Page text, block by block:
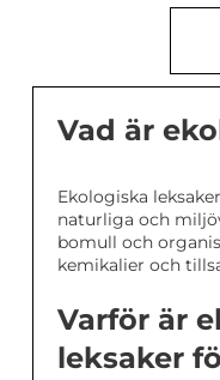
Vad är
Ekologiska
naturliga och
bomull och
kemikalier och
Varför är
leksaker